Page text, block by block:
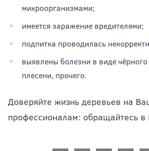
микроорганизмами;
имеется заражение вредителями;
подпитка проводилась
выявлены болезни в виде
плесени, прочего.
Доверяйте жизнь деревьев на
профессионалам: обращайтесь